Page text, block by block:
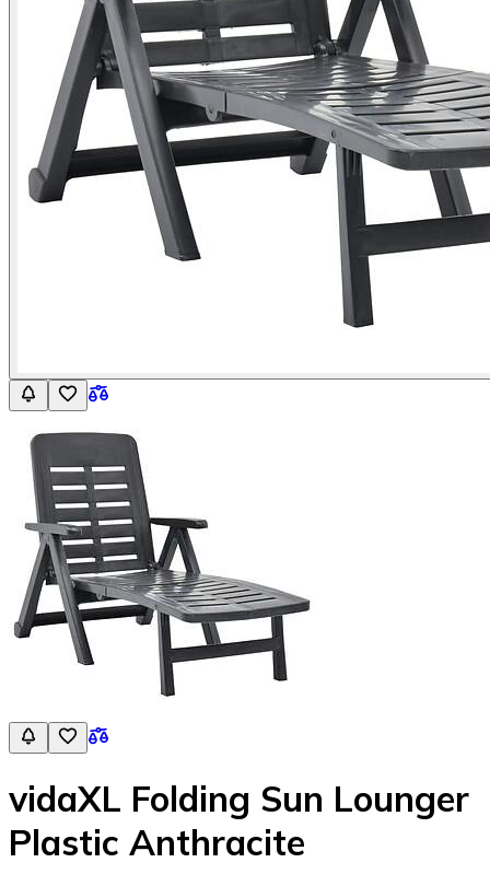
vidaXL Folding Sun Lounger
Plastic Anthracite